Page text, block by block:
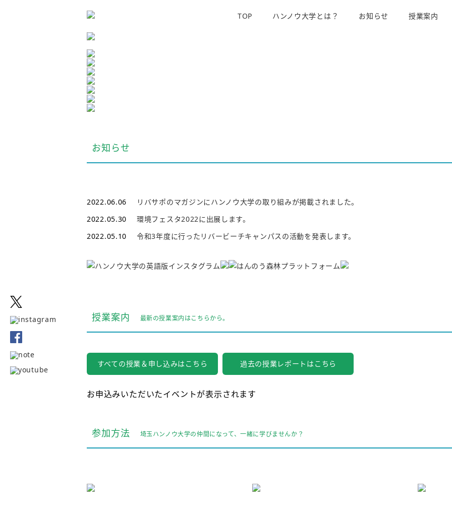
TOP ハンノウ大学とは？ お知らせ 授業案内
お知らせ
2022.06.06
リバサポのマガジンにハンノウ大学の取り組みが掲載されました。
2022.05.30
環境フェスタ2022に出展します。
2022.05.10
令和3年度に行ったリバービーチキャンパスの活動を発表します。
授業案内 最新の授業案内はこちらから。
すべての授業＆申し込みはこちら 過去の授業レポートはこちら
お申込みいただいたイベントが表示されます
参加方法 埼玉ハンノウ大学の仲間になって、一緒に学びませんか？